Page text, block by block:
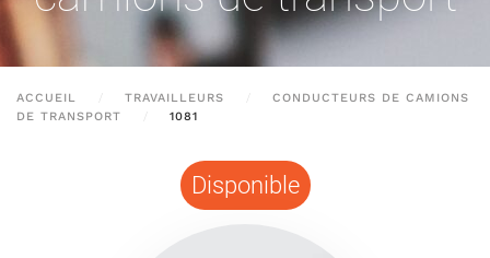
ACCUEIL TRAVAILLEURS
CONDUCTEURS DE CAMIONS
DE TRANSPORT
1081
Disponible